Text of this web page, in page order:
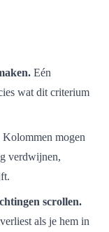
Eén
wat dit criterium
Kolommen mogen
verdwijnen,
scrollen.
als je hem in